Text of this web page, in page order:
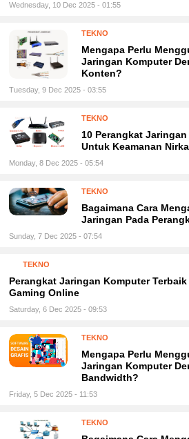
Wednesday, 10 Dec 2025 - 01:55
TEKNO
Mengapa Perlu
Jaringan Komputer
Konten?
Tuesday, 9 Dec 2025 - 03:55
TEKNO
10 Perangkat
Untuk Keamanan
Monday, 8 Dec 2025 - 05:54
TEKNO
Bagaimana Cara
Jaringan Pada
Sunday, 7 Dec 2025 - 07:54
TEKNO
Perangkat Jaringan Komputer
Gaming Online
Saturday, 6 Dec 2025 - 09:53
TEKNO
Mengapa Perlu
Jaringan Komputer
Bandwidth?
Friday, 5 Dec 2025 - 11:53
TEKNO